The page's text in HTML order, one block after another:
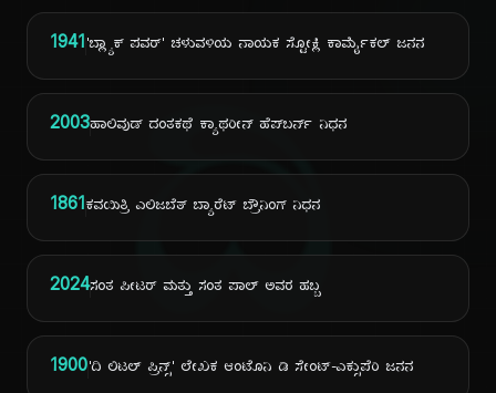
ದಿ
1941'ಬ್ಲ್ಯಾಕ್ ಪವರ್' ಚಳುವಳಿಯ ನಾಯಕ ಸ್ಟೋಕ್ಲಿ ಕಾರ್ಮೈಕಲ್ ಜನನ
2003ಹಾಲಿವುಡ್ ದಂತಕಥೆ ಕ್ಯಾಥರೀನ್ ಹೆಪ್‌ಬರ್ನ್ ನಿಧನ
1861ಕವಯಿತ್ರಿ ಎಲಿಜಬೆತ್ ಬ್ಯಾರೆಟ್ ಬ್ರೌನಿಂಗ್ ನಿಧನ
2024ಸಂತ ಪೀಟರ್ ಮತ್ತು ಸಂತ ಪಾಲ್ ಅವರ ಹಬ್ಬ
1900'ದಿ ಲಿಟಲ್ ಪ್ರಿನ್ಸ್' ಲೇಖಕ ಆಂಟೊನಿ ಡಿ ಸೇಂಟ್-ಎಕ್ಸುಪೆರಿ ಜನನ